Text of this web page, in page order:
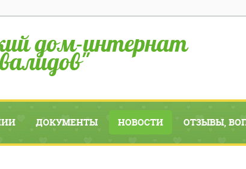
дом-интернат
ДОКУМЕНТЫ НОВОСТИ ОТЗЫВЫ,